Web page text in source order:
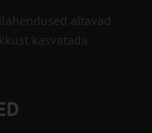
aitavad
kasvatada